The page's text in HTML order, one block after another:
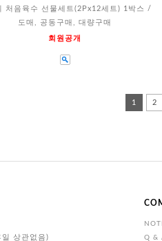
처음육수 선물세트(2Px12세트) 1박스 /
도매, 공동구매, 대량구매
회원공개
1 2
상관없음)
Q &